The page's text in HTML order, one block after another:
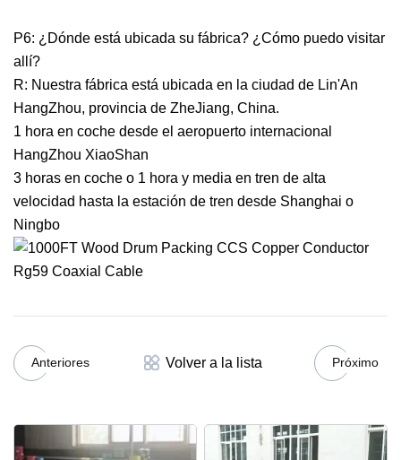
P6: ¿Dónde está ubicada su fábrica? ¿Cómo puedo visitar
allí?
R: Nuestra fábrica está ubicada en la ciudad de Lin'An
HangZhou, provincia de ZheJiang, China.
1 hora en coche desde el aeropuerto internacional
HangZhou XiaoShan
3 horas en coche o 1 hora y media en tren de alta
velocidad hasta la estación de tren desde Shanghai o
Ningbo
Anteriores Volver a la lista Próximo